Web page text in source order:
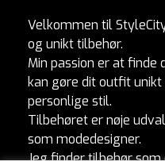
Velkommen til
og unikt tilbehør.
Min passion er at
kan gøre dit outfit
personlige stil.
Tilbehøret er nøje
som modedesigner.